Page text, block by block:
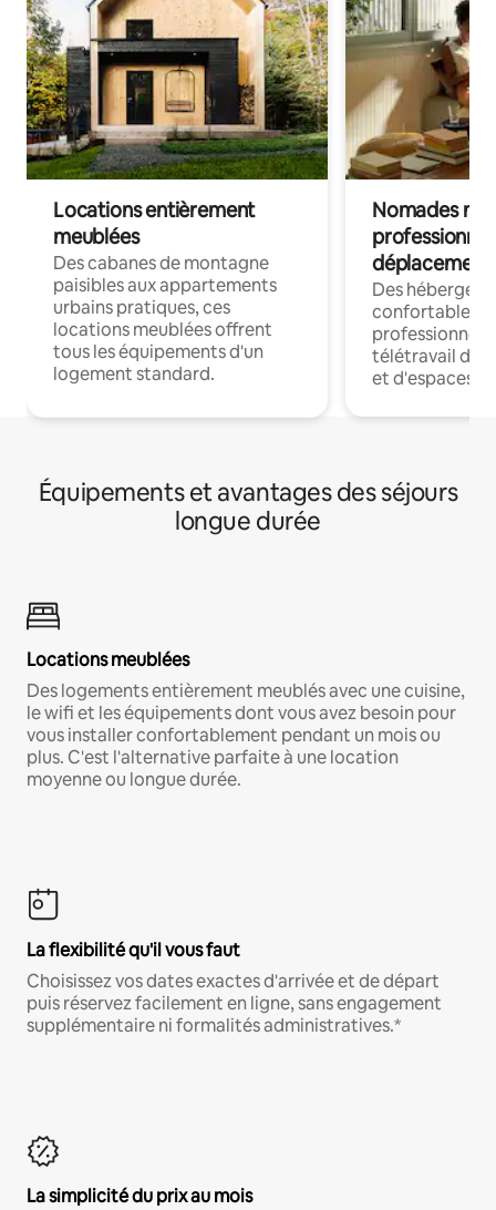
Locations entièrement
meublées
Des cabanes de montagne
paisibles aux appartements
urbains pratiques, ces
locations meublées offrent
tous les équipements d'un
logement standard.
Nomades
déplacement
Des
confortables
professionnels
télétravail
et d'espaces
Équipements et avantages des séjours
longue durée
Locations meublées
Des logements entièrement meublés avec une cuisine,
le wifi et les équipements dont vous avez besoin pour
vous installer confortablement pendant un mois ou
plus. C'est l'alternative parfaite à une location
moyenne ou longue durée.
La flexibilité qu'il vous faut
Choisissez vos dates exactes d'arrivée et de départ
puis réservez facilement en ligne, sans engagement
supplémentaire ni formalités administratives.*
La simplicité du prix au mois